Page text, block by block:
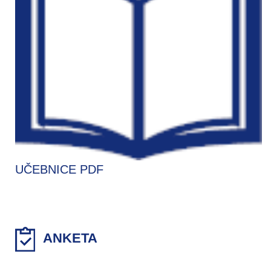
UČEBNICE PDF
ANKETA